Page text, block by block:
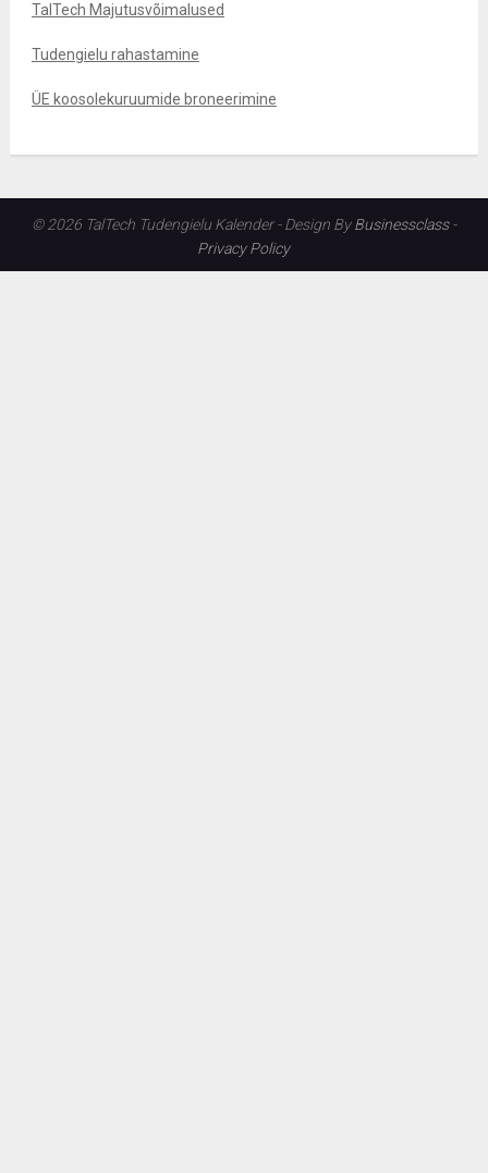
TalTech Majutusvõimalused
Tudengielu rahastamine
ÜE koosolekuruumide broneerimine
© 2026 TalTech Tudengielu Kalender - Design ByBusinessclass-
Privacy Policy